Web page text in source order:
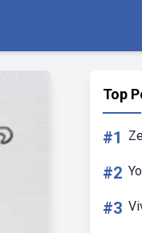
Top
#1
#2
#3